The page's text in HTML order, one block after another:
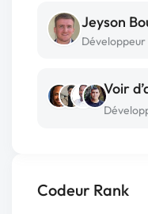
Codeur Rank
Jeyson
Voir